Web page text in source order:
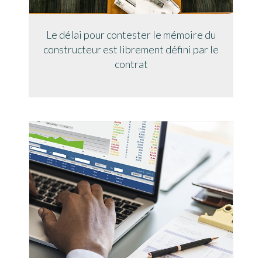
Le délai pour contester le mémoire du
constructeur est librement défini par le
contrat